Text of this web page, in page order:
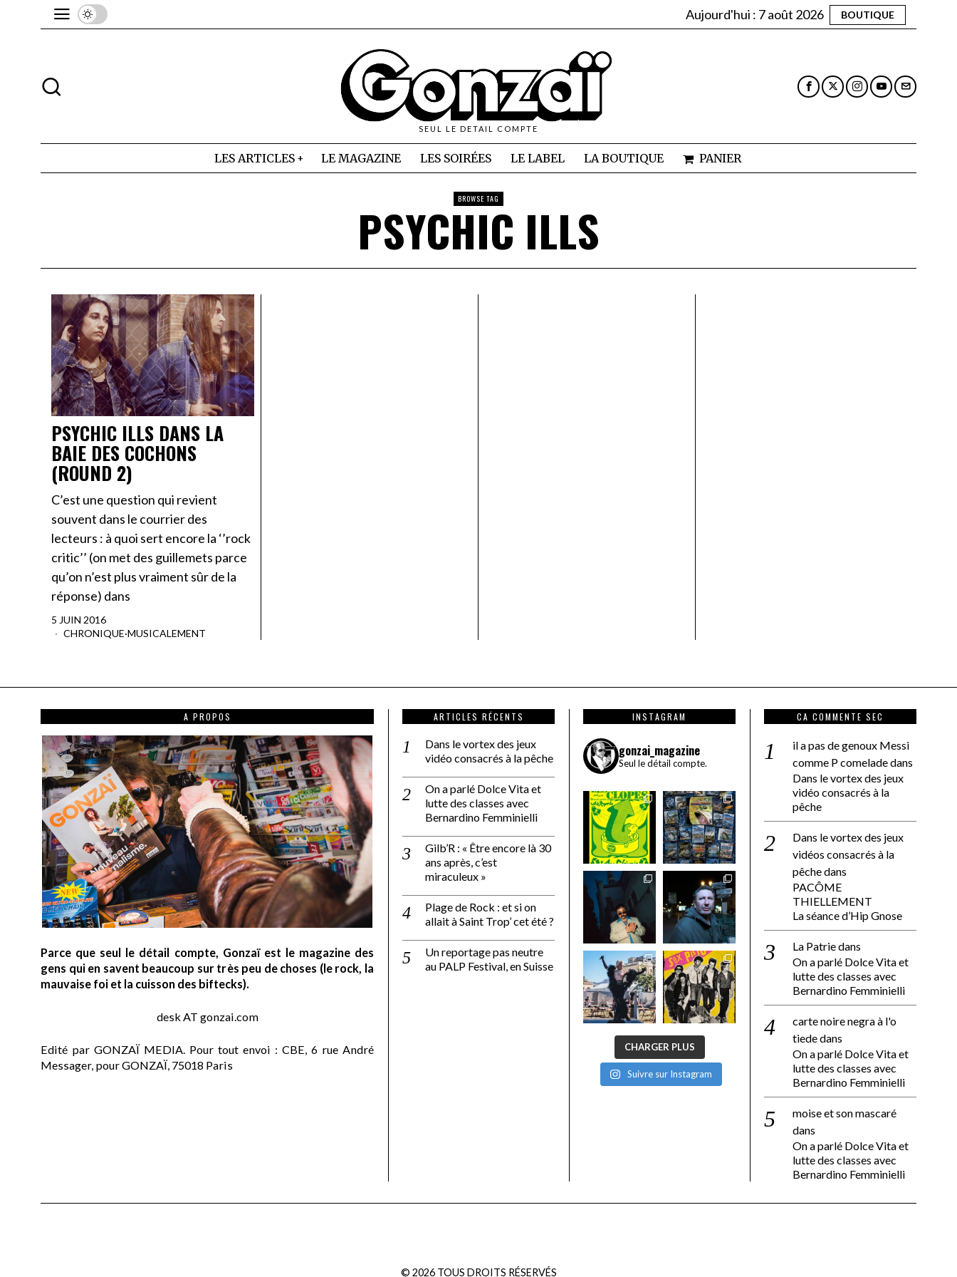
Aujourd'hui : 7 août 2026 BOUTIQUE
SEUL LE DETAIL COMPTE
LES ARTICLES LE MAGAZINE LES SOIRÉES LE LABEL LA BOUTIQUE PANIER
BROWSE TAG
PSYCHIC ILLS
PSYCHIC ILLS DANS LA
BAIE DES COCHONS
(ROUND 2)
C’est une question qui revient
souvent dans le courrier des
lecteurs : à quoi sert encore la ‘’rock
critic’’ (on met des guillemets parce
qu’on n’est plus vraiment sûr de la
réponse) dans
5 JUIN 2016
CHRONIQUE·MUSICALEMENT
A PROPOS
Parce que seul le détail compte, Gonzaï est le magazine des
gens qui en savent beaucoup sur très peu de choses (le rock, la
mauvaise foi et la cuisson des biftecks).
desk AT gonzai.com
Edité par GONZAÏ MEDIA. Pour tout envoi : CBE, 6 rue André
Messager, pour GONZAÏ, 75018 Paris
ARTICLES RÉCENTS
Dans le vortex des jeux
vidéo consacrés à la pêche
On a parlé Dolce Vita et
lutte des classes avec
Bernardino Femminielli
Gilb’R : « Être encore là 30
ans après, c’est
miraculeux »
Plage de Rock : et si on
allait à Saint Trop’ cet été ?
Un reportage pas neutre
au PALP Festival, en Suisse
INSTAGRAM
gonzai_magazine
Seul le détail compte.
CHARGER PLUS
Suivre sur Instagram
CA COMMENTE SEC
il a pas de genoux Messi
comme P comeladedans
Dans le vortex des jeux
vidéo consacrés à la
pêche
Dans le vortex des jeux
vidéos consacrés à la
pêchedans
PACÔME
THIELLEMENT
La séance d’Hip Gnose
La Patriedans
On a parlé Dolce Vita et
lutte des classes avec
Bernardino Femminielli
carte noire negra à l'o
tiededans
On a parlé Dolce Vita et
lutte des classes avec
Bernardino Femminielli
moise et son mascaré
dans
On a parlé Dolce Vita et
lutte des classes avec
Bernardino Femminielli
© 2026TOUS DROITS RÉSERVÉS